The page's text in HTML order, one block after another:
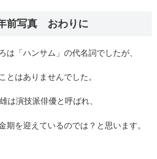
前写真 おわりに
は「ハンサム」の代名詞でしたが、
とはありませんでした。
は演技派俳優と呼ばれ、
期を迎えているのでは？と思います。